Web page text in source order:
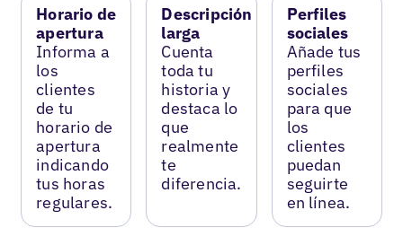
Horario de
apertura
Informa a
los
clientes
de tu
horario de
apertura
indicando
tus horas
regulares.
Descripción
larga
Cuenta
toda tu
historia y
destaca lo
que
realmente
te
diferencia.
Perfiles
sociales
Añade tus
perfiles
sociales
para que
los
clientes
puedan
seguirte
en línea.